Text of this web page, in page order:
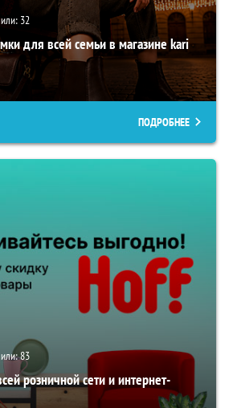
32
для всей семьи в магазине kari
ПОДРОБНЕЕ
83
розничной сети и интернет-